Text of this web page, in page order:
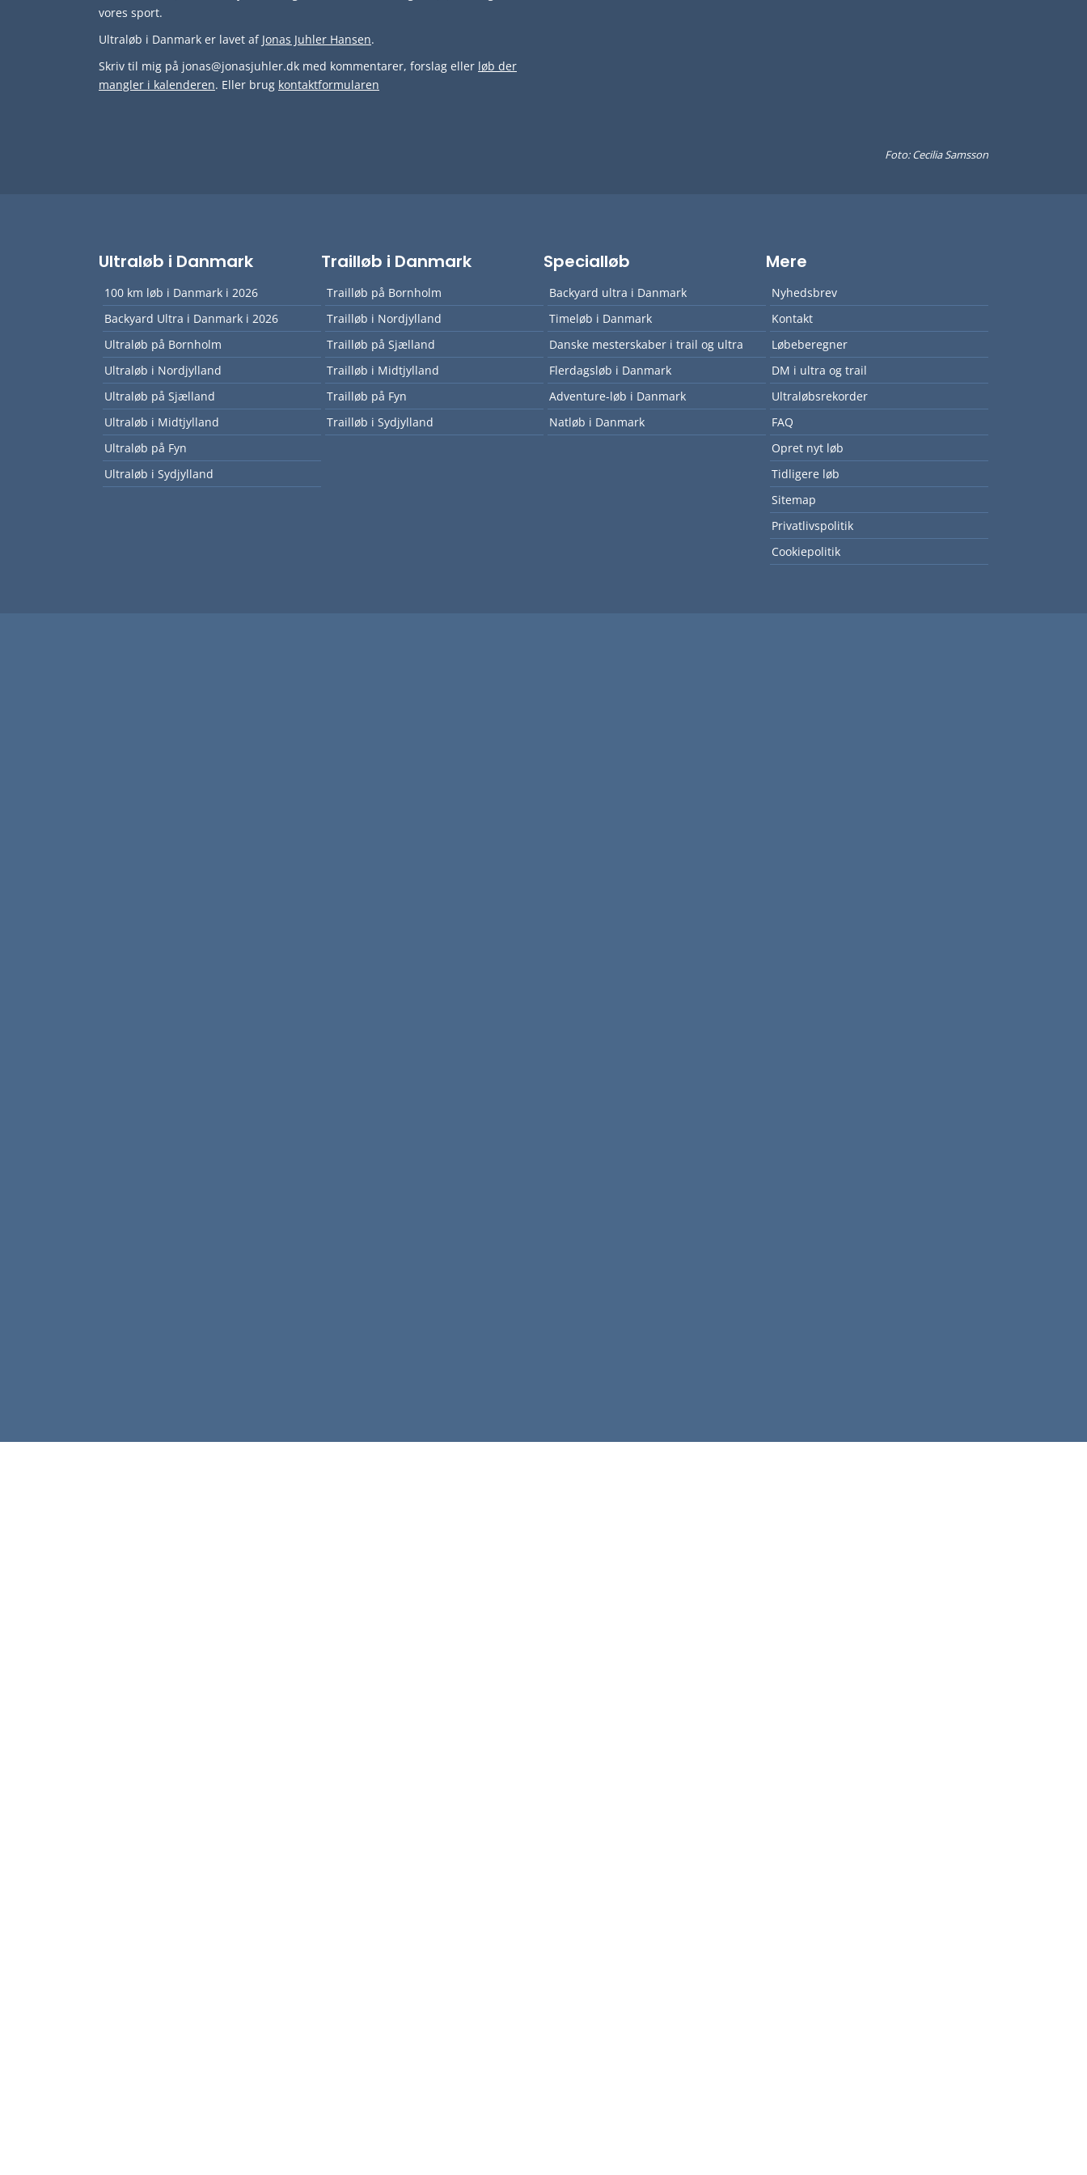
vores sport.
Ultraløb i Danmark er lavet af Jonas Juhler Hansen.
Skriv til mig på jonas@jonasjuhler.dk med kommentarer, forslag eller løb der
mangler i kalenderen. Eller brug kontaktformularen
Foto: Cecilia Samsson
Ultraløb i Danmark
100 km løb i Danmark i 2026
Backyard Ultra i Danmark i 2026
Ultraløb på Bornholm
Ultraløb i Nordjylland
Ultraløb på Sjælland
Ultraløb i Midtjylland
Ultraløb på Fyn
Ultraløb i Sydjylland
Trailløb i Danmark
Trailløb på Bornholm
Trailløb i Nordjylland
Trailløb på Sjælland
Trailløb i Midtjylland
Trailløb på Fyn
Trailløb i Sydjylland
Specialløb
Backyard ultra i Danmark
Timeløb i Danmark
Danske mesterskaber i trail og ultra
Flerdagsløb i Danmark
Adventure-løb i Danmark
Natløb i Danmark
Mere
Nyhedsbrev
Kontakt
Løbeberegner
DM i ultra og trail
Ultraløbsrekorder
FAQ
Opret nyt løb
Tidligere løb
Sitemap
Privatlivspolitik
Cookiepolitik